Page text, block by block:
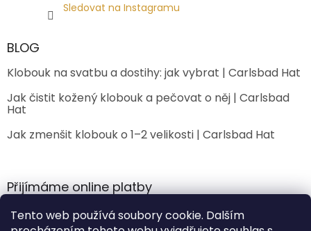
Tento web používá soubory cookie. Dalším
Sledovat na Instagramu
BLOG
Klobouk na svatbu a dostihy: jak vybrat | Carlsbad Hat
Jak čistit kožený klobouk a pečovat o něj | Carlsbad
Hat
Jak zmenšit klobouk o 1–2 velikosti | Carlsbad Hat
Přijímáme online platby